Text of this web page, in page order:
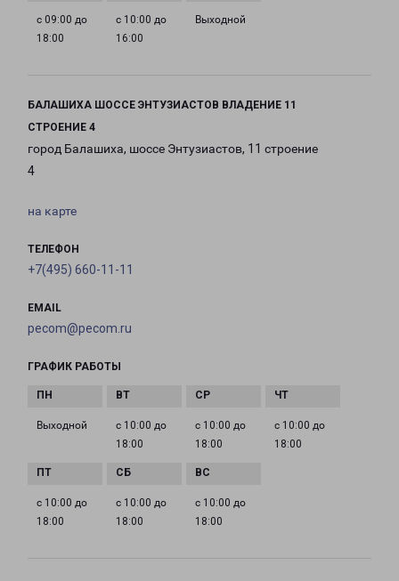
с 09:00 до
18:00
с 10:00 до
16:00
Выходной
БАЛАШИХА ШОССЕ ЭНТУЗИАСТОВ ВЛАДЕНИЕ 11
СТРОЕНИЕ 4
город Балашиха, шоссе Энтузиастов, 11 строение
4
на карте
ТЕЛЕФОН
+7(495) 660-11-11
EMAIL
pecom@pecom.ru
ГРАФИК РАБОТЫ
Выходной
с 10:00 до
18:00
с 10:00 до
18:00
с 10:00 до
18:00
с 10:00 до
18:00
с 10:00 до
18:00
с 10:00 до
18:00